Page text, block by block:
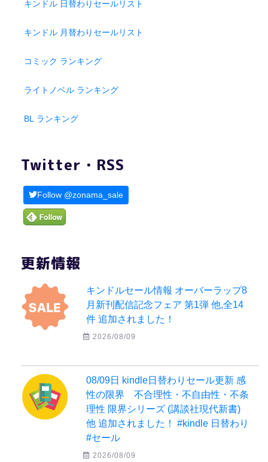
キンドル 日替わりセールリスト
キンドル 月替わりセールリスト
コミック ランキング
ライトノベル ランキング
BL ランキング
Twitter・RSS
Follow @zonama_sale
更新情報
キンドルセール情報 オーバーラップ8
月新刊配信記念フェア 第1弾 他,全14
件 追加されました！
2026/08/09
08/09日 kindle日替わりセール更新 感
性の限界 不合理性・不自由性・不条
理性 限界シリーズ (講談社現代新書)
他 追加されました！ #kindle 日替わり
#セール
2026/08/09